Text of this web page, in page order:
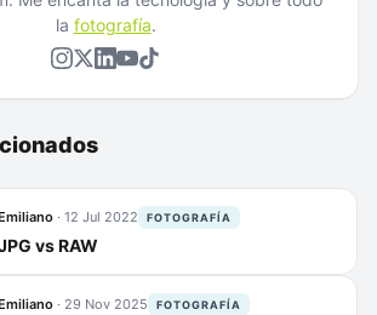
la fotografía.
· 12 Jul 2022 FOTOGRAFÍA
vs RAW
· 29 Nov 2025 FOTOGRAFÍA